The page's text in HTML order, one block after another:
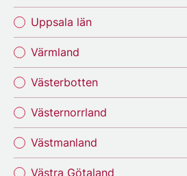
Uppsala län
Värmland
Västerbotten
Västernorrland
Västmanland
Västra Götaland